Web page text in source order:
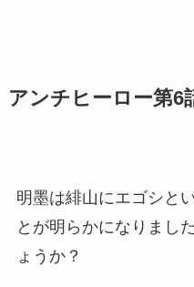
アンチヒーロー第6
明墨は緋山にエゴシと
とが明らかになりまし
ょうか？